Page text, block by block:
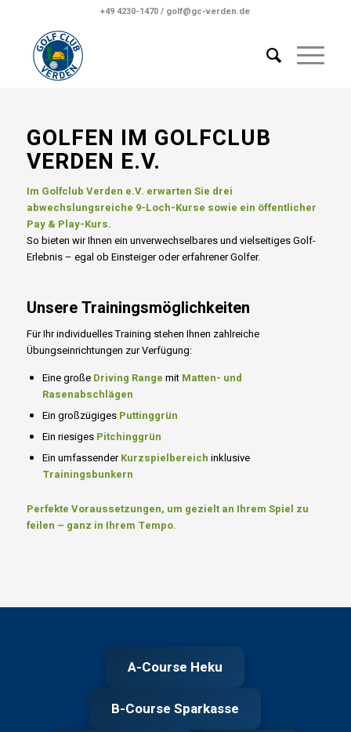
+49 4230-1470 / golf@gc-verden.de
GOLFEN IM GOLFCLUB
VERDEN E.V.
Im Golfclub Verden e.V. erwarten Sie drei
abwechslungsreiche 9-Loch-Kurse sowie ein öffentlicher
Pay & Play-Kurs.
So bieten wir Ihnen ein unverwechselbares und vielseitiges Golf-
Erlebnis – egal ob Einsteiger oder erfahrener Golfer.
Unsere Trainingsmöglichkeiten
Für Ihr individuelles Training stehen Ihnen zahlreiche
Übungseinrichtungen zur Verfügung:
Eine große Driving Range mit Matten- und
Rasenabschlägen
Ein großzügiges Puttinggrün
Ein riesiges Pitchinggrün
Ein umfassenderKurzspielbereich inklusive
Trainingsbunkern
Perfekte Voraussetzungen, um gezielt an Ihrem Spiel zu
feilen – ganz in Ihrem Tempo.
A-Course Heku
B-Course Sparkasse